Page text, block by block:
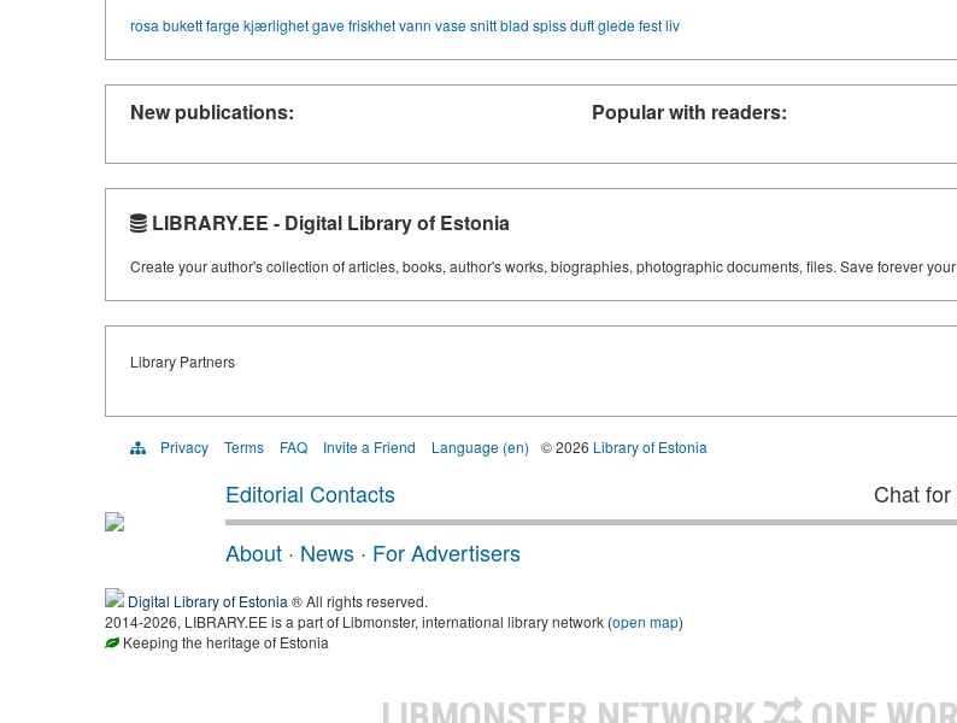
rosa bukettfargekjærlighetgavefriskhetvann vasesnittblad spissduftgledefestliv
New publications: Popular with readers:
LIBRARY.EE - Digital Library of Estonia
Create your author's collection of articles, books, author's works, biographies, photographic documents, files. Save forever
Library Partners
Privacy Terms FAQ Invite a Friend Language (en) © 2026 Library of Estonia
Editorial Contacts Chat
About · News · For Advertisers
Digital Library of Estonia ® All rights reserved.
2014-2026, LIBRARY.EE is a part of Libmonster, international library network (open map)
Keeping the heritage of Estonia